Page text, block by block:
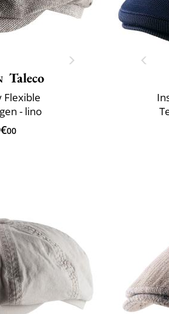
Taleco
Flexible
- lino
00